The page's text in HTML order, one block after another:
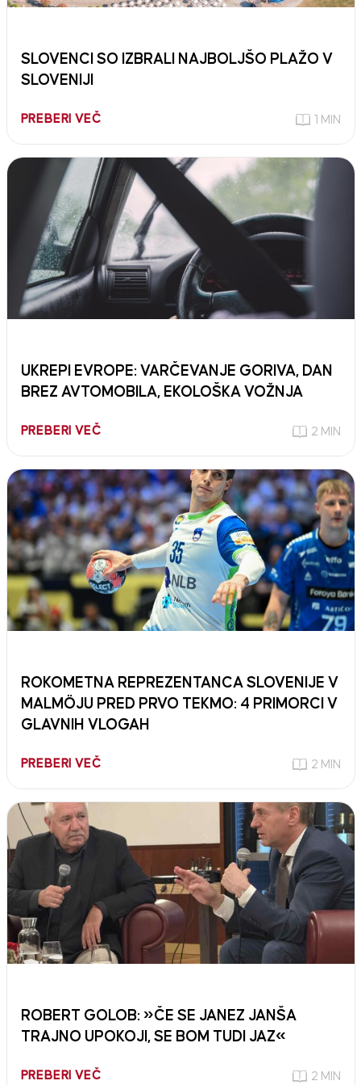
SLOVENCI SO IZBRALI NAJBOLJŠO PLAŽO V
SLOVENIJI
PREBERI VEČ 1 MIN
UKREPI EVROPE: VARČEVANJE GORIVA, DAN
BREZ AVTOMOBILA, EKOLOŠKA VOŽNJA
PREBERI VEČ 2 MIN
ROKOMETNA REPREZENTANCA SLOVENIJE V
MALMÖJU PRED PRVO TEKMO: 4 PRIMORCI V
GLAVNIH VLOGAH
PREBERI VEČ 2 MIN
ROBERT GOLOB: »ČE SE JANEZ JANŠA
TRAJNO UPOKOJI, SE BOM TUDI JAZ«
PREBERI VEČ 2 MIN